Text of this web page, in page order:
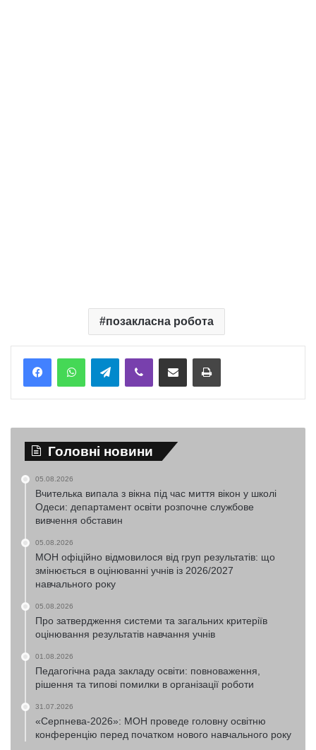
позакласна робота
TelegramViber Надіслати електронною поштоюНадрукувати
Головні новини
05.08.2026
Вчителька випала з вікна під час миття вікон у школі
Одеси: департамент освіти розпочне службове
вивчення обставин
05.08.2026
МОН офіційно відмовилося від груп результатів: що
змінюється в оцінюванні учнів із 2026/2027
навчального року
05.08.2026
Про затвердження системи та загальних критеріїв
оцінювання результатів навчання учнів
01.08.2026
Педагогічна рада закладу освіти: повноваження,
рішення та типові помилки в організації роботи
31.07.2026
«Серпнева-2026»: МОН проведе головну освітню
конференцію перед початком нового навчального року